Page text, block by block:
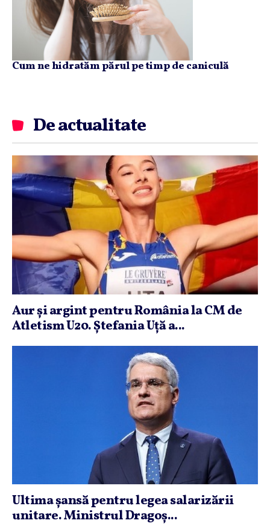
Cum ne hidratăm părul pe timp de caniculă
De actualitate
Aur şi argint pentru România la CM de
Atletism U20. Ştefania Uţă a...
Ultima şansă pentru legea salarizării
unitare. Ministrul Dragoş...